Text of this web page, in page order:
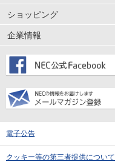
ショッピング
企業情報
電子公告
クッキー等の第三者提供について